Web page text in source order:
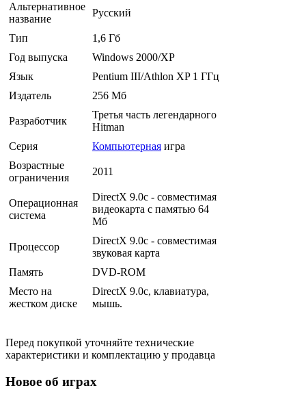
Альтернативное
название
Русский
Тип
1,6 Гб
Год выпуска
Windows 2000/XP
Язык
Pentium III/Athlon XP 1 ГГц
Издатель
256 Мб
Разработчик
Третья часть легендарного
Hitman
Серия
Компьютерная игра
Возрастные
ограничения
2011
Операционная
система
DirectX 9.0с - совместимая
видеокарта с памятью 64
Мб
Процессор
DirectX 9.0c - совместимая
звуковая карта
Память
DVD-ROM
Место на
жестком диске
DirectX 9.0c, клавиатура,
мышь.
Перед покупкой уточняйте технические
характеристики и комплектацию у продавца
Новое об играх